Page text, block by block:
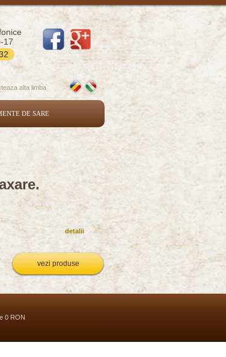
17
DE SARE
alta limba
detalii
vezi produse
0 RON